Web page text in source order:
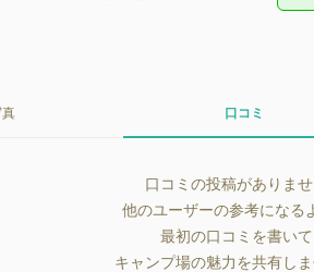
真 口コミ
口コミの投稿がありませ
他のユーザーの参考になる
最初の口コミを書いて
キャンプ場の魅力を共有し